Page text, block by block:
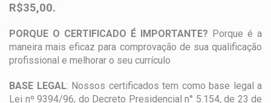
R$35,00.
PORQUE O CERTIFICADO É IMPORTANTE? Porque é a
maneira mais eficaz para comprovação de sua qualificação
profissional e melhorar o seu currículo
BASE LEGAL: Nossos certificados tem como base legal a
Lei nº 9394/96, do Decreto Presidencial n° 5.154, de 23 de